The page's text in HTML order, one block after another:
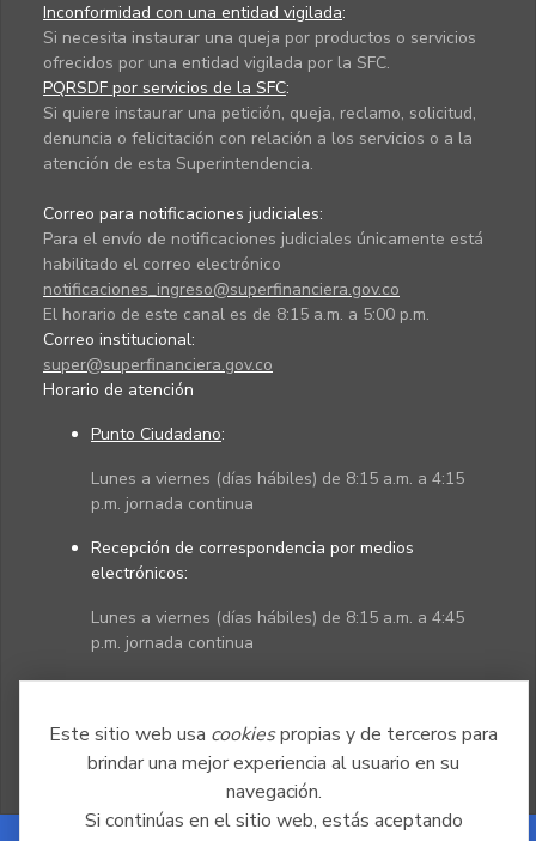
Este sitio web usa cookiespropias y de terceros para
brindar una mejor experiencia al usuario en su
navegación.
Si continúas en el sitio web, estás aceptando
Inconformidad con una entidad vigilada:
Si necesita instaurar una queja por productos o servicios
ofrecidos por una entidad vigilada por la SFC.
PQRSDF por servicios de la SFC:
Si quiere instaurar una petición, queja, reclamo, solicitud,
denuncia o felicitación con relación a los servicios o a la
atención de esta Superintendencia.
Correo para notificaciones judiciales:
Para el envío de notificaciones judiciales únicamente está
habilitado el correo electrónico
notificaciones_ingreso@superfinanciera.gov.co
El horario de este canal es de 8:15 a.m. a 5:00 p.m.
Correo institucional:
super@superfinanciera.gov.co
Horario de atención
Punto Ciudadano:
Lunes a viernes (días hábiles) de 8:15 a.m. a 4:15
p.m. jornada continua
Recepción de correspondencia por medios
electrónicos:
Lunes a viernes (días hábiles) de 8:15 a.m. a 4:45
p.m. jornada continua